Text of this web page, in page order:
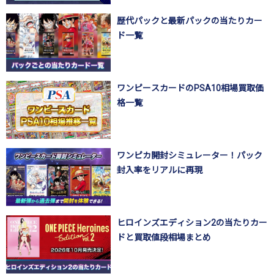
歴代パックと最新パックの当たりカー
ド一覧
ワンピースカードのPSA10相場買取価
格一覧
ワンピカ開封シミュレーター！パック
封入率をリアルに再現
ヒロインズエディション2の当たりカー
ドと買取値段相場まとめ